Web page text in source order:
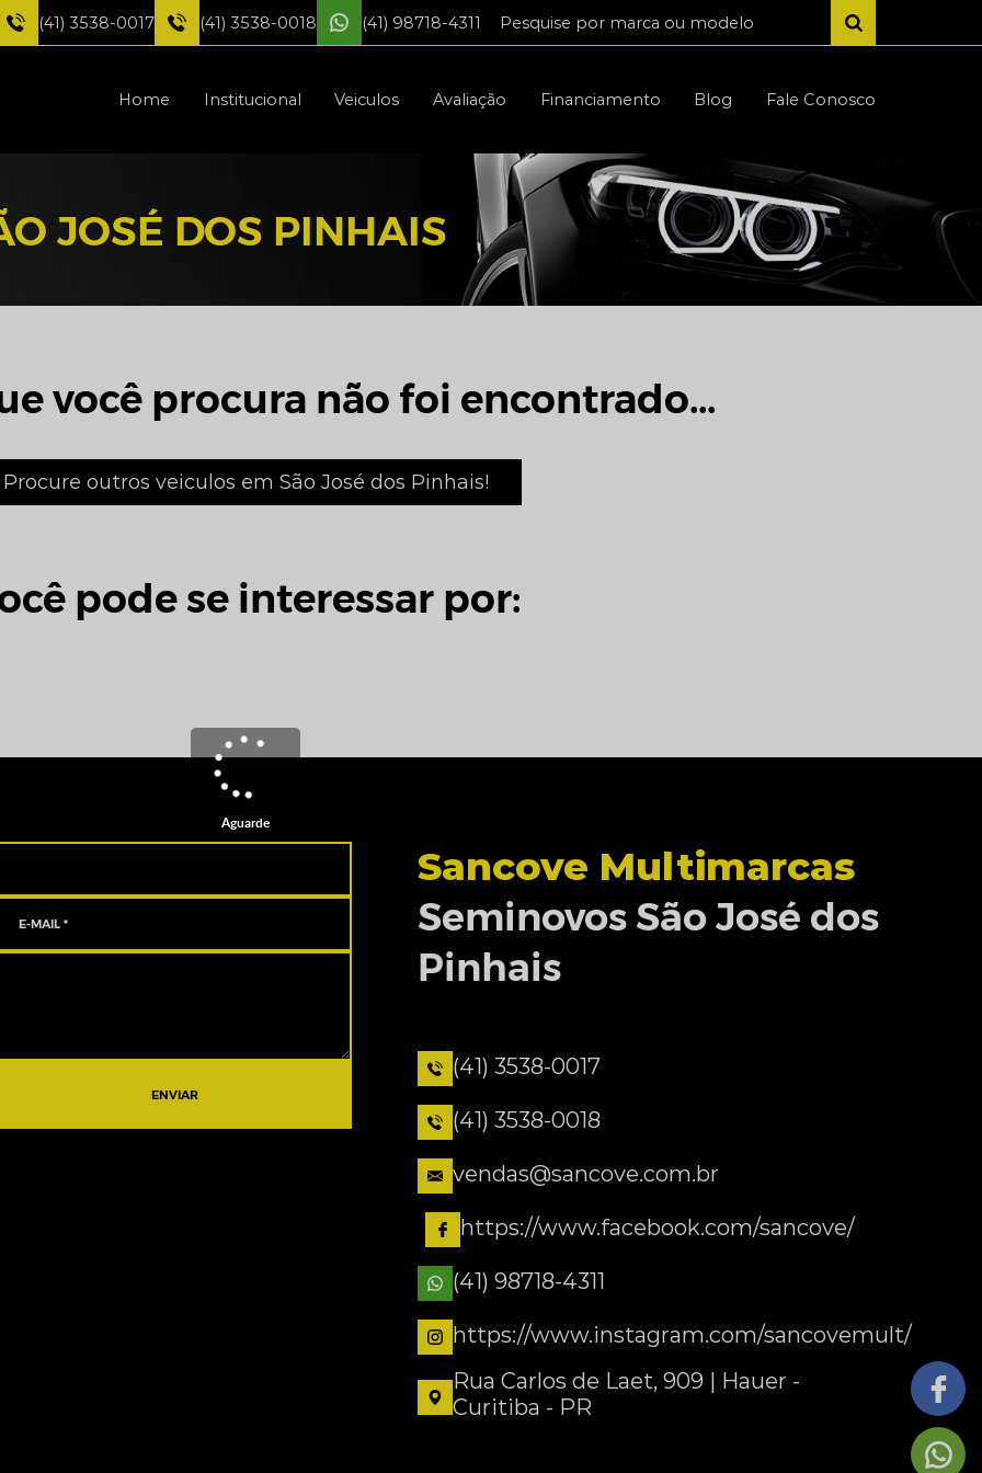
(41) 3538-0017 (41) 3538-0018 (41) 98718-4311
Home Institucional Veiculos Avaliação Financiamento Blog Fale Conosco
JOSÉ DOS PINHAIS
você procura não foi encontrado...
Procure outros veiculos em São José dos Pinhais!
pode se interessar por:
ENVIAR
Sancove Multimarcas
Seminovos São José dos
Pinhais
(41) 3538-0017
(41) 3538-0018
vendas@sancove.com.br
https://www.facebook.com/sancove/
(41) 98718-4311
https://www.instagram.com/sancovemult/
Rua Carlos de Laet, 909 | Hauer -
Curitiba - PR
Aguarde